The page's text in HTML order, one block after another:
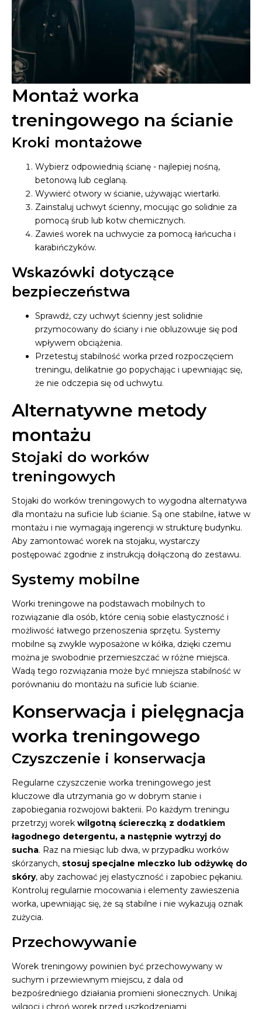
Montaż worka
treningowego na ścianie
Kroki montażowe
Wybierz odpowiednią ścianę - najlepiej nośną,
betonową lub ceglaną.
Wywierć otwory w ścianie, używając wiertarki.
Zainstaluj uchwyt ścienny, mocując go solidnie za
pomocą śrub lub kotw chemicznych.
Zawieś worek na uchwycie za pomocą łańcucha i
karabińczyków.
Wskazówki dotyczące
bezpieczeństwa
Sprawdź, czy uchwyt ścienny jest solidnie
przymocowany do ściany i nie obluzowuje się pod
wpływem obciążenia.
Przetestuj stabilność worka przed rozpoczęciem
treningu, delikatnie go popychając i upewniając się,
że nie odczepia się od uchwytu.
Alternatywne metody
montażu
Stojaki do worków
treningowych
Stojaki do worków treningowych to wygodna alternatywa
dla montażu na suficie lub ścianie. Są one stabilne, łatwe w
montażu i nie wymagają ingerencji w strukturę budynku.
Aby zamontować worek na stojaku, wystarczy
postępować zgodnie z instrukcją dołączoną do zestawu.
Systemy mobilne
Worki treningowe na podstawach mobilnych to
rozwiązanie dla osób, które cenią sobie elastyczność i
możliwość łatwego przenoszenia sprzętu. Systemy
mobilne są zwykle wyposażone w kółka, dzięki czemu
można je swobodnie przemieszczać w różne miejsca.
Wadą tego rozwiązania może być mniejsza stabilność w
porównaniu do montażu na suficie lub ścianie.
Konserwacja i pielęgnacja
worka treningowego
Czyszczenie i konserwacja
Regularne czyszczenie worka treningowego jest
kluczowe dla utrzymania go w dobrym stanie i
zapobiegania rozwojowi bakterii. Po każdym treningu
przetrzyj worek wilgotną ściereczką z dodatkiem
łagodnego detergentu, a następnie wytrzyj do
sucha. Raz na miesiąc lub dwa, w przypadku worków
skórzanych, stosuj specjalne mleczko lub odżywkę do
skóry, aby zachować jej elastyczność i zapobiec pękaniu.
Kontroluj regularnie mocowania i elementy zawieszenia
worka, upewniając się, że są stabilne i nie wykazują oznak
zużycia.
Przechowywanie
Worek treningowy powinien być przechowywany w
suchym i przewiewnym miejscu, z dala od
bezpośredniego działania promieni słonecznych. Unikaj
wilgoci i chroń worek przed uszkodzeniami